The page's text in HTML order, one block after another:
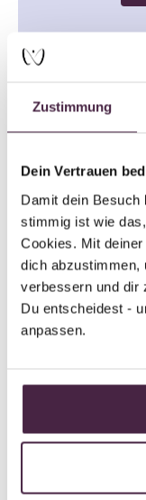
Zustimmung
Dein Vertrauen
Damit dein Besuch
stimmig ist wie
Cookies. Mit
dich abzustimmen,
verbessern und dir
Du entscheidest -
anpassen.
Tier-
Wie lange
Andenken
Macht
Welche
verewigt